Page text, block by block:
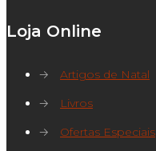
Loja Online
→
Artigos de Natal
→
Livros
→
Ofertas Especiais